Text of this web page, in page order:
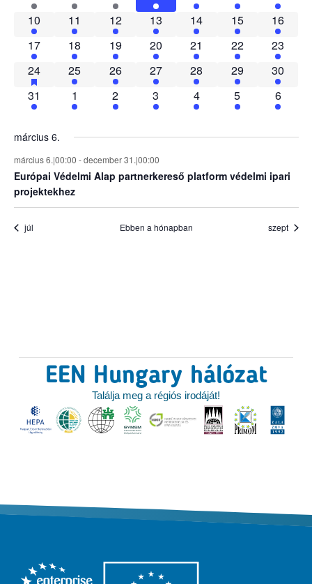
1 esemény
10 1 esemény
11 1 esemény
12 1 esemény
13 1 esemény
14 1 esemény
15 1
16
1 esemény
17 1 esemény
18 1 esemény
19 1 esemény
20 1 esemény
21 1 esemény
22 1
23
2 események
24has featured események
1 esemény
25 1 esemény
26 2 események
27 1 esemény
28 1 esemény
29 1
30
1 esemény
31 1 esemény
1 1 esemény
2 1 esemény
3 1 esemény
4 1 esemény
5 1
6
március 6.
március 6.|00:00 -december 31.|00:00
Európai Védelmi Alap partnerkereső platform védelmi ipari
projektekhez
júl Ebben a hónapban szept
EEN Hungary hálózat
Találja meg a régiós irodáját!